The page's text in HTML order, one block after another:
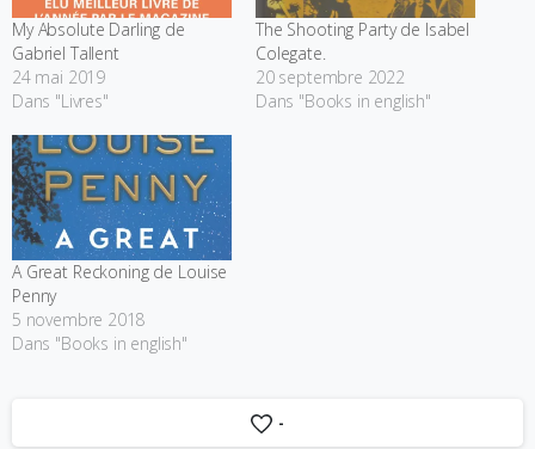
My Absolute Darling de
Gabriel Tallent
24 mai 2019
Dans "Livres"
The Shooting Party de Isabel
Colegate.
20 septembre 2022
Dans "Books in english"
A Great Reckoning de Louise
Penny
5 novembre 2018
Dans "Books in english"
-